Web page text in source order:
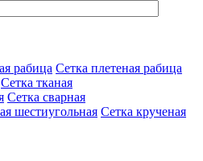
Сетка плетеная рабица
Сетка тканая
Сетка сварная
Сетка крученая